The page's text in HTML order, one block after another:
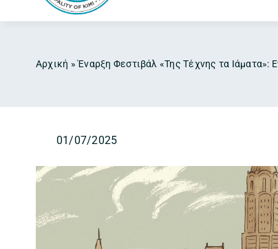
Αρχική »Έναρξη Φεστιβάλ «Της Τέχνης τα Ιάματα»:
01/07/2025